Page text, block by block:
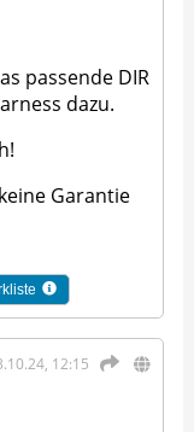
passende DIR
dazu.
Garantie
12:15